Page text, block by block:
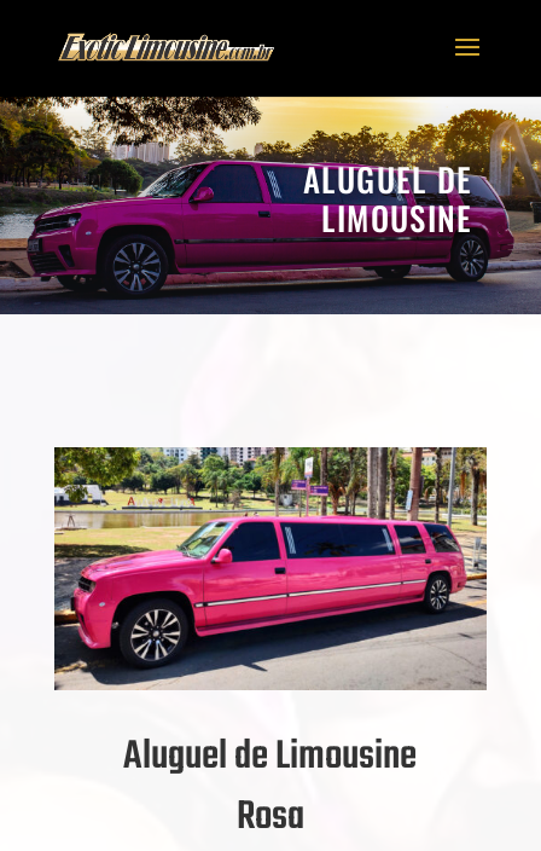
ALUGUEL DE
LIMOUSINE
Aluguel de Limousine
Rosa